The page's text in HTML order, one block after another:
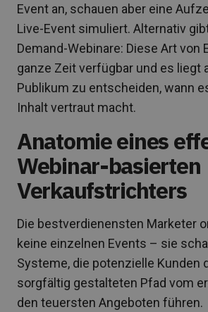
Event an, schauen aber eine
Live-Event simuliert. Alternativ
Demand-Webinare: Diese Art von
ganze Zeit verfügbar und es liegt
Publikum zu entscheiden, wann
Inhalt vertraut macht.
Anatomie eines
Webinar-basierten
Verkaufstrichters
Die bestverdienensten Marketer
keine einzelnen Events – sie
Systeme, die potenzielle Kunden
sorgfältig gestalteten Pfad vom
den teuersten Angeboten führen.